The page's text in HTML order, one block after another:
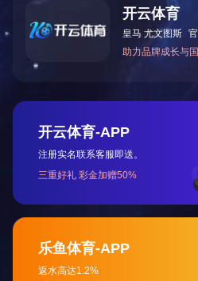
上一篇：
下一篇： 2019年7月被怀化
咨询与了解